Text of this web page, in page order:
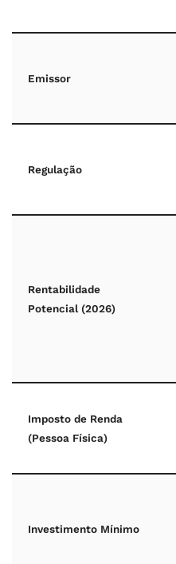
Emissor
Regulação
Rentabilidade
Potencial (2026)
Imposto de Renda
(Pessoa Física)
Investimento Mínimo